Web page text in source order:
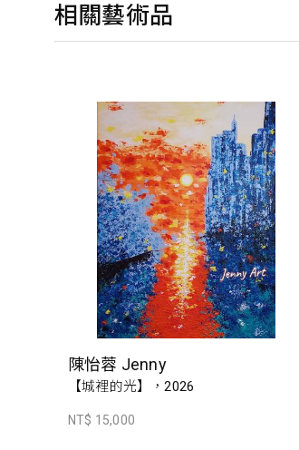
相關藝術品
陳怡蓉 Jenny
【城裡的光】，2026
NT$ 15,000